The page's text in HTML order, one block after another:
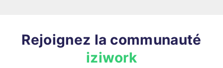
Rejoignez la communauté
iziwork